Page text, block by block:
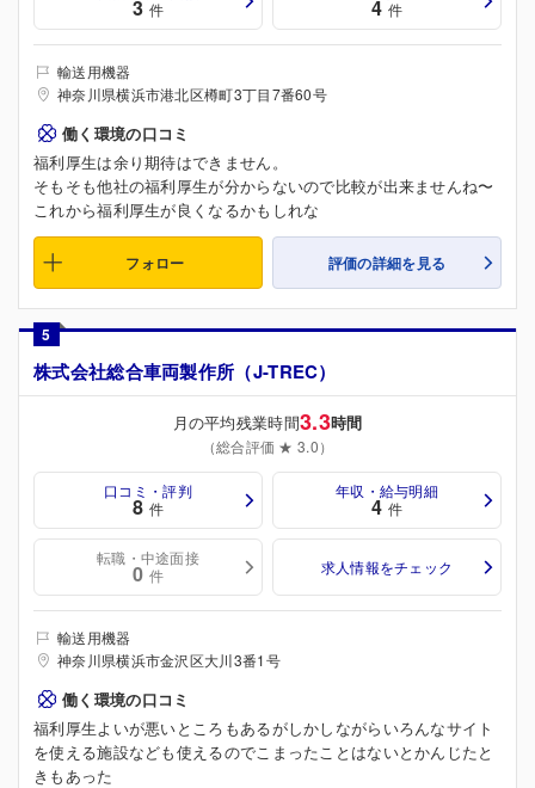
3 件 4 件
輸送用機器
神奈川県横浜市港北区樽町3丁目7番60号
働く環境の口コミ
福利厚生は余り期待はできません。
そもそも他社の福利厚生が分からないので比較が出来ませんね〜
これから福利厚生が良くなるかもしれな
フォロー 評価の詳細を見る
5
株式会社総合車両製作所（J-TREC）
月の平均残業時間3.3時間
（総合評価 ★ 3.0）
口コミ・評判
8 件
年収・給与明細
4 件
転職・中途面接
0 件 求人情報をチェック
輸送用機器
神奈川県横浜市金沢区大川3番1号
働く環境の口コミ
福利厚生よいが悪いところもあるがしかしながらいろんなサイト
を使える施設なども使えるのでこまったことはないとかんじたと
きもあった